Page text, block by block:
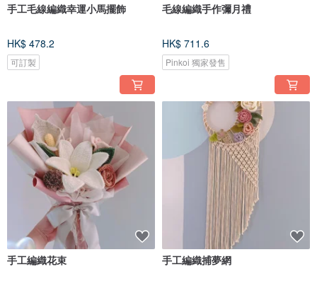
手工毛線編織幸運小馬擺飾
HK$ 478.2
可訂製
毛線編織手作彌月禮
HK$ 711.6
Pinkoi 獨家發售
手工編織花束 手工編織捕夢網